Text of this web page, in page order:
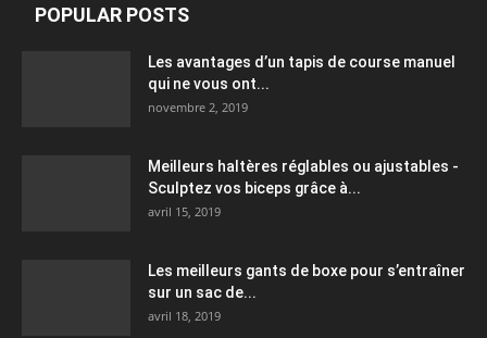
POPULAR POSTS
Les avantages d’un tapis de course manuel
qui ne vous ont...
novembre 2, 2019
Meilleurs haltères réglables ou ajustables -
Sculptez vos biceps grâce à...
avril 15, 2019
Les meilleurs gants de boxe pour s’entraîner
sur un sac de...
avril 18, 2019